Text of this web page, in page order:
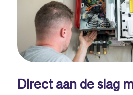
Direct aan de slag